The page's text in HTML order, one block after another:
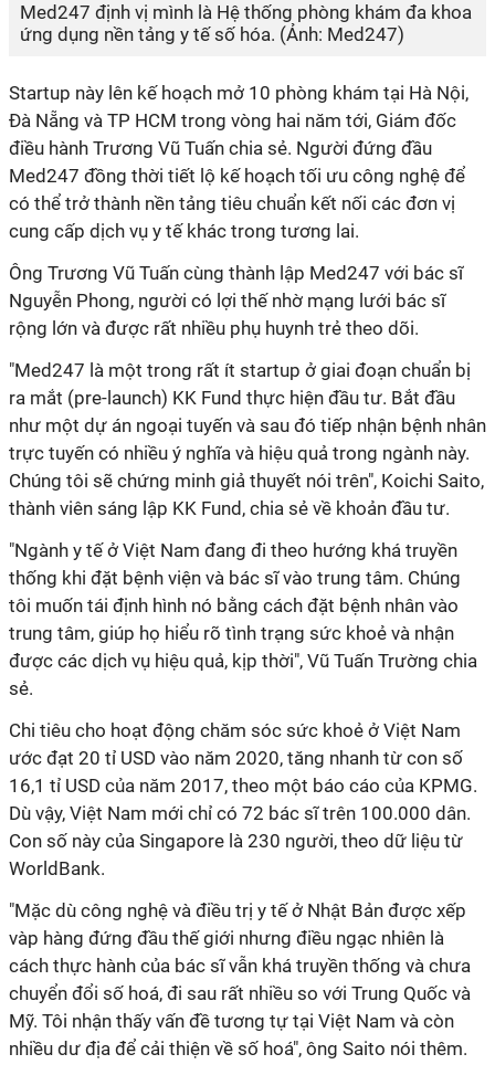
Med247 định vị mình là Hệ thống phòng khám đa khoa
ứng dụng nền tảng y tế số hóa. (Ảnh: Med247)
Startup này lên kế hoạch mở 10 phòng khám tại Hà Nội,
Đà Nẵng và TP HCM trong vòng hai năm tới, Giám đốc
điều hành Trương Vũ Tuấn chia sẻ. Người đứng đầu
Med247 đồng thời tiết lộ kế hoạch tối ưu công nghệ để
có thể trở thành nền tảng tiêu chuẩn kết nối các đơn vị
cung cấp dịch vụ y tế khác trong tương lai.
Ông Trương Vũ Tuấn cùng thành lập Med247 với bác sĩ
Nguyễn Phong, người có lợi thế nhờ mạng lưới bác sĩ
rộng lớn và được rất nhiều phụ huynh trẻ theo dõi.
"Med247 là một trong rất ít startup ở giai đoạn chuẩn bị
ra mắt (pre-launch) KK Fund thực hiện đầu tư. Bắt đầu
như một dự án ngoại tuyến và sau đó tiếp nhận bệnh nhân
trực tuyến có nhiều ý nghĩa và hiệu quả trong ngành này.
Chúng tôi sẽ chứng minh giả thuyết nói trên", Koichi Saito,
thành viên sáng lập KK Fund, chia sẻ về khoản đầu tư.
"Ngành y tế ở Việt Nam đang đi theo hướng khá truyền
thống khi đặt bệnh viện và bác sĩ vào trung tâm. Chúng
tôi muốn tái định hình nó bằng cách đặt bệnh nhân vào
trung tâm, giúp họ hiểu rõ tình trạng sức khoẻ và nhận
được các dịch vụ hiệu quả, kịp thời", Vũ Tuấn Trường chia
sẻ.
Chi tiêu cho hoạt động chăm sóc sức khoẻ ở Việt Nam
ước đạt 20 tỉ USD vào năm 2020, tăng nhanh từ con số
16,1 tỉ USD của năm 2017, theo một báo cáo của KPMG.
Dù vậy, Việt Nam mới chỉ có 72 bác sĩ trên 100.000 dân.
Con số này của Singapore là 230 người, theo dữ liệu từ
WorldBank.
"Mặc dù công nghệ và điều trị y tế ở Nhật Bản được xếp
vàp hàng đứng đầu thế giới nhưng điều ngạc nhiên là
cách thực hành của bác sĩ vẫn khá truyền thống và chưa
chuyển đổi số hoá, đi sau rất nhiều so với Trung Quốc và
Mỹ. Tôi nhận thấy vấn đề tương tự tại Việt Nam và còn
nhiều dư địa để cải thiện về số hoá", ông Saito nói thêm.